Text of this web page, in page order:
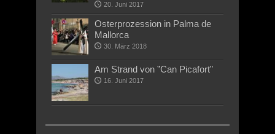
20. Juni 2017
Osterprozession in Palma de
Mallorca
30. März 2018
Am Strand von ”Can Picafort”
16. Juni 2017